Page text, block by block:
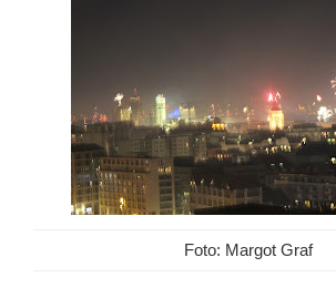
Foto: Margot Graf